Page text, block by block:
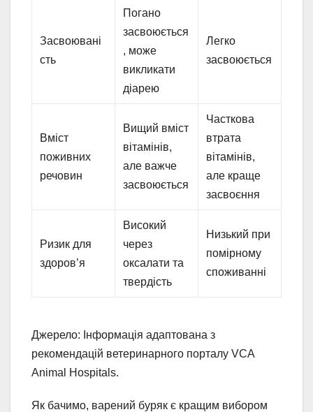
Засвоювані
сть
Погано
засвоюється
, може
викликати
діарею
Легко
засвоюється
Вміст
поживних
речовин
Вищий вміст
вітамінів,
але важче
засвоюється
Часткова
втрата
вітамінів,
але краще
засвоєння
Ризик для
здоров’я
Високий
через
оксалати та
твердість
Низький при
помірному
споживанні
Джерело: Інформація адаптована з
рекомендацій ветеринарного порталу VCA
Animal Hospitals.
Як бачимо, варений буряк є кращим вибором